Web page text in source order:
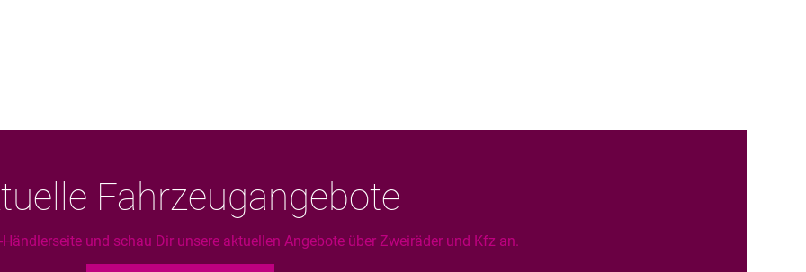
Fahrzeugangebote
und schau Dir unsere aktuellen Angebote über Zweiräder und Kfz an.